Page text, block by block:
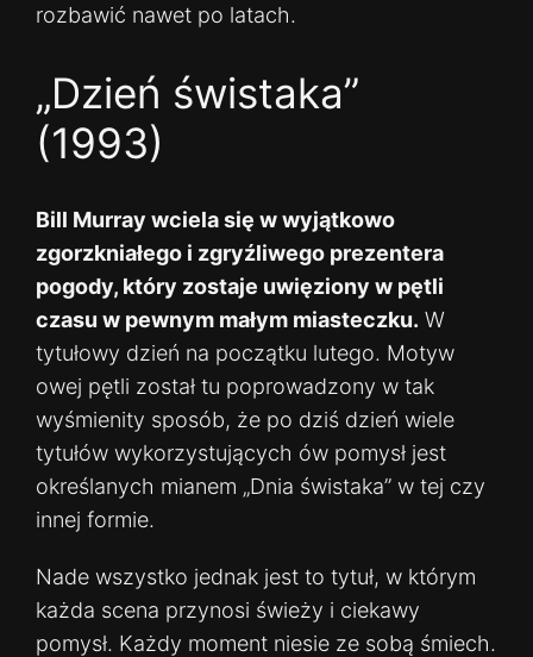
rozbawić nawet po latach.
„Dzień świstaka”
(1993)
Bill Murray wciela się w wyjątkowo
zgorzkniałego i zgryźliwego prezentera
pogody, który zostaje uwięziony w pętli
czasu w pewnym małym miasteczku. W
tytułowy dzień na początku lutego. Motyw
owej pętli został tu poprowadzony w tak
wyśmienity sposób, że po dziś dzień wiele
tytułów wykorzystujących ów pomysł jest
określanych mianem „Dnia świstaka” w tej czy
innej formie.
Nade wszystko jednak jest to tytuł, w którym
każda scena przynosi świeży i ciekawy
pomysł. Każdy moment niesie ze sobą śmiech.